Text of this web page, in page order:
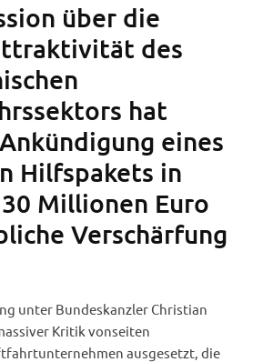
über die
des
hat
eines
Hilfspakets in
Millionen Euro
Verschärfung
unter Bundeskanzler Christian
Kritik vonseiten
ausgesetzt, die